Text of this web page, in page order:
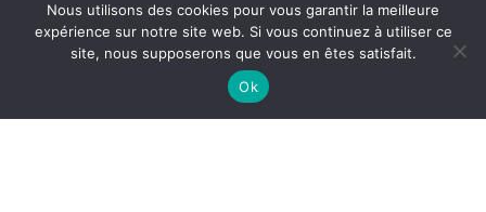
Tel : +228 98 42 82 18
Contactez-nous:contact@togopost.tg
Nous utilisons des cookies pour vous garantir la meilleure
expérience sur notre site web. Si vous continuez à utiliser ce
site, nous supposerons que vous en êtes satisfait.
Ok